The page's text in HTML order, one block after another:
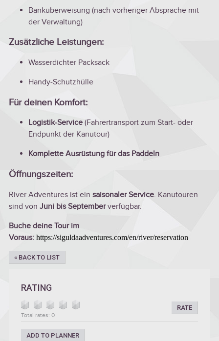
Banküberweisung (nach vorheriger Absprache mit
der Verwaltung)
Zusätzliche Leistungen:
Wasserdichter Packsack
Handy-Schutzhülle
Für deinen Komfort:
Logistik-Service(Fahrertransport zum Start- oder
Endpunkt der Kanutour)
Komplette Ausrüstung für das Paddeln
Öffnungszeiten:
River Adventures ist ein saisonaler Service. Kanutouren
sind von Juni bis Septemberverfügbar.
Buche deine Tour im
Voraus: https://siguldaadventures.com/en/river/reservation
« BACK TO LIST
RATING
RATE
Total rates: 0
ADD TO PLANNER